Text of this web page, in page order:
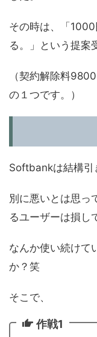
その時は、「
る。」という提案
（契約解除料
の１つです。）
Softbankは結構引
別に悪いとは思っ
るユーザーは損し
なんか使い続けて
か？笑
そこで、
作戦1